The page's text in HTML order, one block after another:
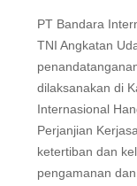
PT Bandara
TNI Angkatan
dilaksanakan di
Internasional
Perjanjian
ketertiban dan
pengamanan